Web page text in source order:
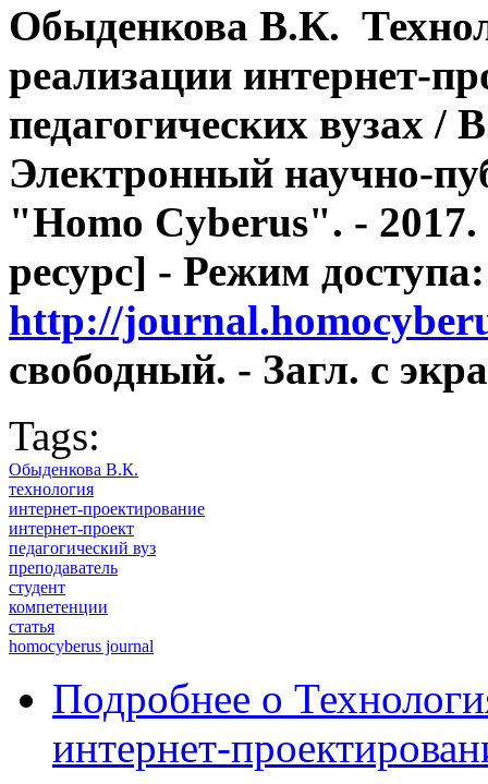
Обыденкова В.К.
реализации интернет-
педагогических вузах
Электронный научно-
"Homo Cyberus". -
ресурс] - Режим доступа:
http://
свободный. - Загл. с
Tags:
Обыденкова В.К.
технология
интернет-проектирование
интернет-проект
педагогический вуз
преподаватель
студент
компетенции
статья
homocyberus journal
Подробнее о
интернет-